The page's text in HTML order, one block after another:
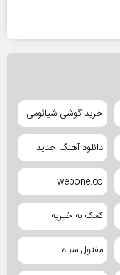
خرید گوشی شیائومی
دانلود آهنگ جدید
webone.co
کمک به خیریه
مفتول سیاه